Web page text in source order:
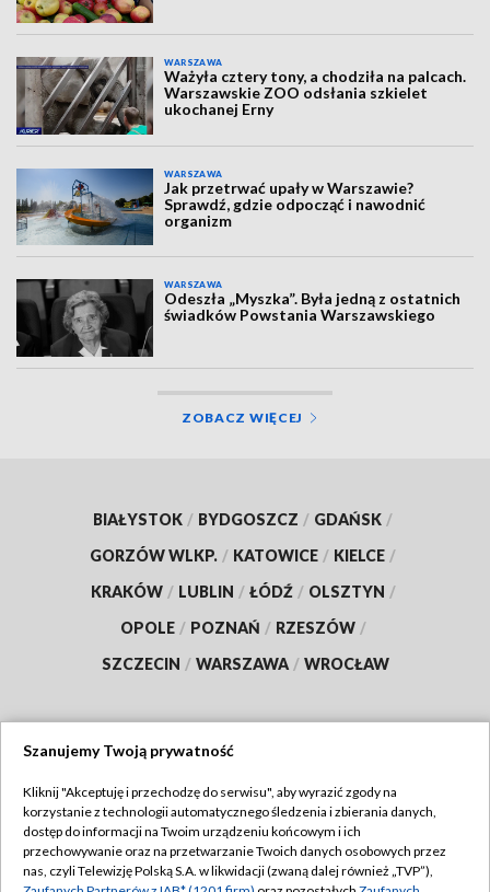
WARSZAWA
Ważyła cztery tony, a chodziła na palcach.
Warszawskie ZOO odsłania szkielet
ukochanej Erny
WARSZAWA
Jak przetrwać upały w Warszawie?
Sprawdź, gdzie odpocząć i nawodnić
organizm
WARSZAWA
Odeszła „Myszka”. Była jedną z ostatnich
świadków Powstania Warszawskiego
ZOBACZ WIĘCEJ
BIAŁYSTOK / BYDGOSZCZ / GDAŃSK /
GORZÓW WLKP. / KATOWICE / KIELCE /
KRAKÓW / LUBLIN / ŁÓDŹ / OLSZTYN /
OPOLE / POZNAŃ / RZESZÓW /
SZCZECIN / WARSZAWA / WROCŁAW
TVP
Abonament TVP
Emisja w TVP
Regulamin TVP
Szanujemy Twoją prywatność
Kliknij "Akceptuję i przechodzę do serwisu", aby wyrazić zgody na
korzystanie z technologii automatycznego śledzenia i zbierania danych,
dostęp do informacji na Twoim urządzeniu końcowym i ich
przechowywanie oraz na przetwarzanie Twoich danych osobowych przez
nas, czyli Telewizję Polską S.A. w likwidacji (zwaną dalej również „TVP”),